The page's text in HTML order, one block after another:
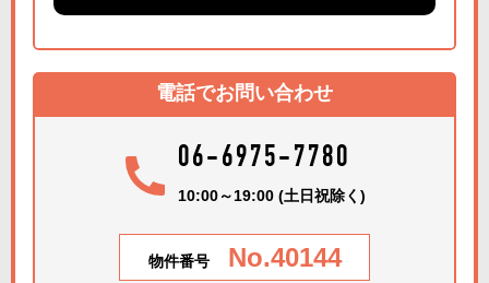
電話でお問い合わせ
06-6975-7780
10:00～19:00 (土日祝除く)
物件番号 No.40144